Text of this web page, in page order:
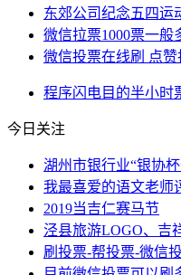
东郊公司纪念五四运
微信拉票1000票一般
微信投票在线刷 点
程序闪电目的半小时
今日关注
湖州市银行业“银协
我最喜爱的语文老师
2019当吉仁赛马节
泾县旅游LOGO、吉
刷投票-帮投票-微信